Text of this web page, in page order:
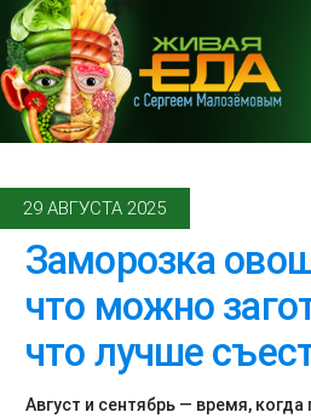
29 АВГУСТА 2025
Заморозка
что можно
что лучше
Август и сентябрь — время,